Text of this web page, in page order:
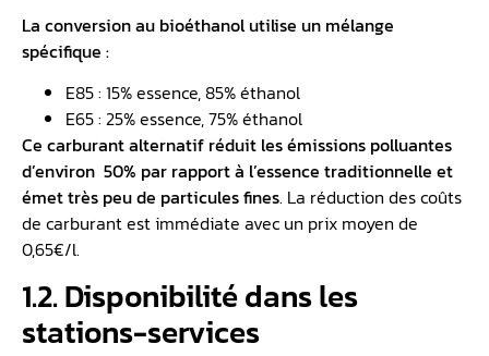
La conversion au bioéthanol utilise un mélange
spécifique :
E85 : 15% essence, 85% éthanol
E65 : 25% essence, 75% éthanol
Ce carburant alternatif réduit les émissions polluantes
d’environ 50% par rapport à l’essence traditionnelle et
émet très peu de particules fines. La réduction des coûts
de carburant est immédiate avec un prix moyen de
0,65€/l.
1.2. Disponibilité dans les
stations-services